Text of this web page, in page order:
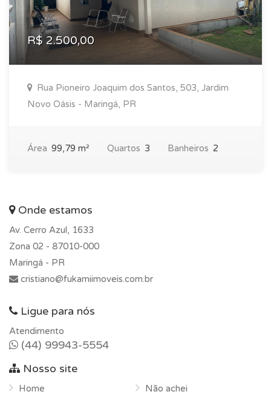
R$ 2.500,00
Rua Pioneiro Joaquim dos Santos, 503, Jardim
Novo Oásis - Maringá, PR
Área 99,79 m² Quartos 3 Banheiros 2
Onde estamos
Av. Cerro Azul, 1633
Zona 02 - 87010-000
Maringá - PR
cristiano@fukamiimoveis.com.br
Ligue para nós
Atendimento
(44) 99943-5554
Nosso site
Home Não achei